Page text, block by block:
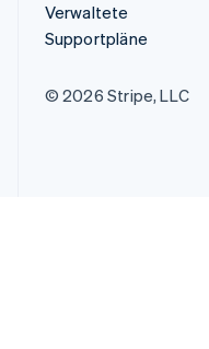
Verwaltete
Supportpläne
© 2026 Stripe, LLC